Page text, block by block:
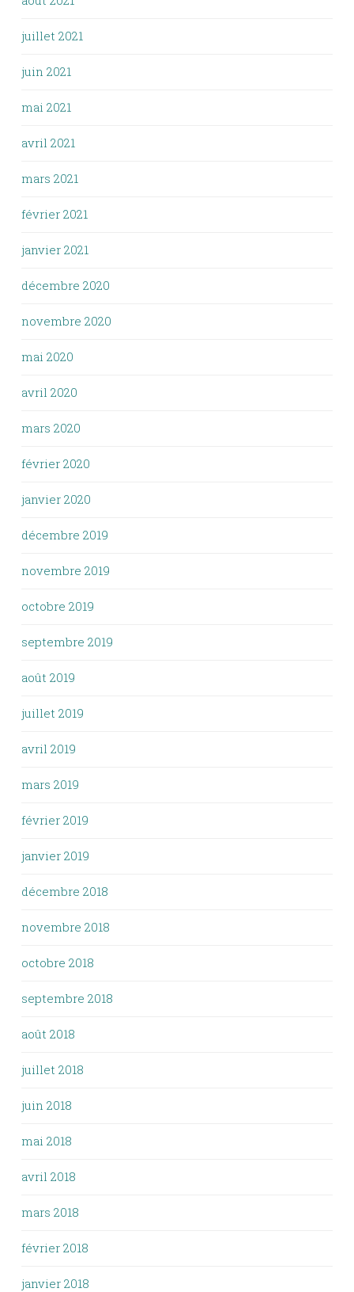
juillet 2021
juin 2021
mai 2021
avril 2021
mars 2021
février 2021
janvier 2021
décembre 2020
novembre 2020
mai 2020
avril 2020
mars 2020
février 2020
janvier 2020
décembre 2019
novembre 2019
octobre 2019
septembre 2019
août 2019
juillet 2019
avril 2019
mars 2019
février 2019
janvier 2019
décembre 2018
novembre 2018
octobre 2018
septembre 2018
août 2018
juillet 2018
juin 2018
mai 2018
avril 2018
mars 2018
février 2018
janvier 2018